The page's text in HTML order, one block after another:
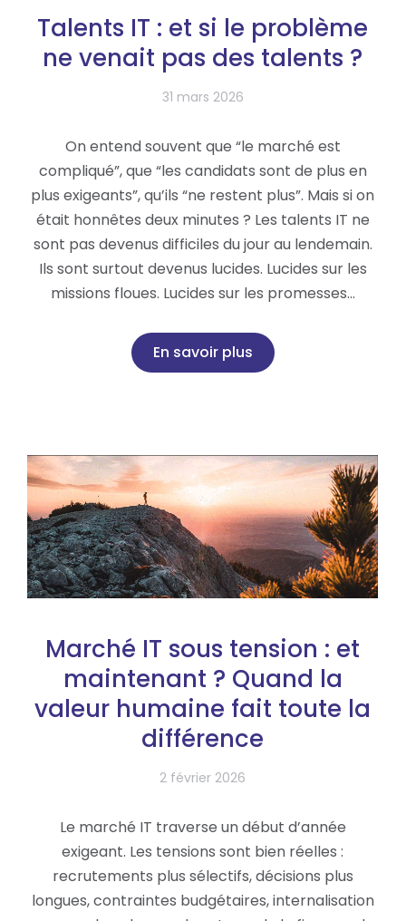
Talents IT : et si le problème
ne venait pas des talents ?
31 mars 2026
On entend souvent que “le marché est
compliqué”, que “les candidats sont de plus en
plus exigeants”, qu’ils “ne restent plus”. Mais si on
était honnêtes deux minutes ? Les talents IT ne
sont pas devenus difficiles du jour au lendemain.
Ils sont surtout devenus lucides. Lucides sur les
missions floues. Lucides sur les promesses…
En savoir plus
Marché IT sous tension : et
maintenant ? Quand la
valeur humaine fait toute la
différence
2 février 2026
Le marché IT traverse un début d’année
exigeant. Les tensions sont bien réelles :
recrutements plus sélectifs, décisions plus
longues, contraintes budgétaires, internalisation